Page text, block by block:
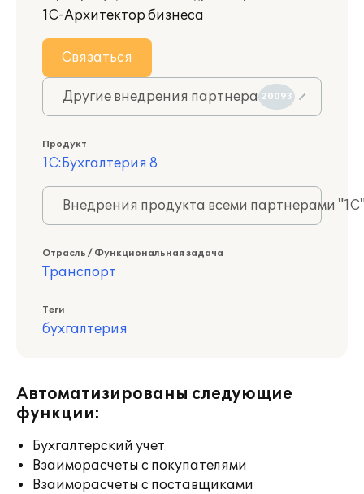
1С-Архитектор бизнеса
Связаться
Другие внедрения партнера 20093
Продукт
1С:Бухгалтерия 8
Внедрения продукта всеми партнерами
Отрасль / Функциональная задача
Транспорт
Теги
бухгалтерия
Автоматизированы следующие
функции:
Бухгалтерский учет
Взаиморасчеты с покупателями
Взаиморасчеты с поставщиками